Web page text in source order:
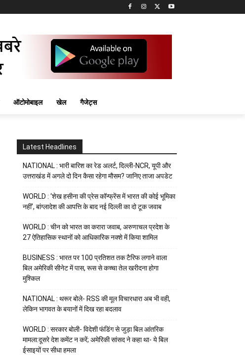
ऑटोमोबाइल खेल गैजेट्स
Latest Headlines
NATIONAL : भारी बारिश का रेड अलर्ट, दिल्ली-NCR, यूपी और
उत्तराखंड में अगले दो दिन कैसा रहेगा मौसम? जानिए ताजा अपडेट
WORLD : ‘शेख हसीना की प्रेस कॉन्फ्रेंस में भारत की कोई भूमिका
नहीं’, बांग्लादेश की आपत्ति के बाद नई दिल्ली का दो टूक जवाब
WORLD : चीन को भारत का करारा जवाब, अरुणाचल प्रदेश के
27 ऐतिहासिक स्थानों को आधिकारिक नक्शे में किया शामिल
BUSINESS : भारत पर 100 प्रतिशत तक टैरिफ लगाने वाला
बिल अमेरिकी सीनेट में पास, रूस से कच्चा तेल खरीदना होगा
मुश्किल
NATIONAL : थरूर बोले- RSS की मूल विचारधारा अब भी वही,
लेकिन भागवत के बयानों में दिख रहा बदलाव
WORLD : सरकार बोली- विदेशी फंडिंग से जुड़ा बिल आंतरिक
मामला:दूसरे देश कमेंट न करें; अमेरिकी सांसद ने कहा था- ये बिल
ईसाइयों पर सीधा हमला